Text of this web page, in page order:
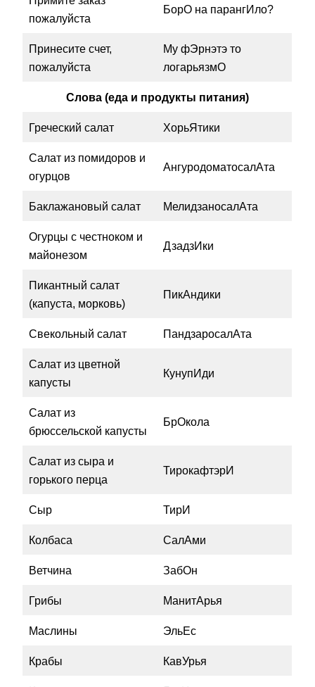
пожалуйста
БорО на парангИло?
Принесите счет,
пожалуйста
Му фЭрнэтэ то
логарьязмО
Cлова (еда и продукты питания)
Греческий салат ХорьЯтики
Салат из помидоров и
огурцов
АнгуродоматосалАта
Баклажановый салат МелидзаносалАта
Огурцы с честноком и
майонезом
ДзадзИки
Пикантный салат
(капуста, морковь)
ПикАндики
Свекольный салат ПандзаросалАта
Салат из цветной
капусты
КунупИди
Салат из
брюссельской капусты
БрОкола
Салат из сыра и
горького перца
ТирокафтэрИ
Сыр ТирИ
Колбаса СалАми
Ветчина ЗабОн
Грибы МанитАрья
Маслины ЭльЕс
Крабы КавУрья